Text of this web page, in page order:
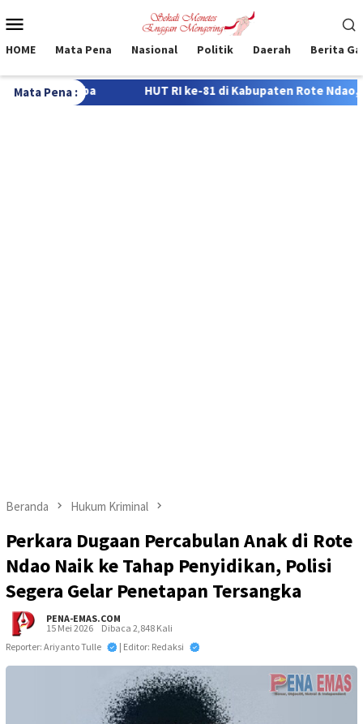
ke
Mobile
HOME Mata Pena Nasional Politik Daerah Berita
Mata Pena :
81 di Kabupaten Rote Ndao, 322 Siswa Bersaing dalam Lomba
Beranda Hukum Kriminal
Perkara Dugaan Percabulan Anak di Rote
Ndao Naik ke Tahap Penyidikan, Polisi
Segera Gelar Penetapan Tersangka
PENA-EMAS.COM
15 Mei 2026
Dibaca 2,848 Kali
Reporter: Ariyanto Tulle
| Editor: Redaksi